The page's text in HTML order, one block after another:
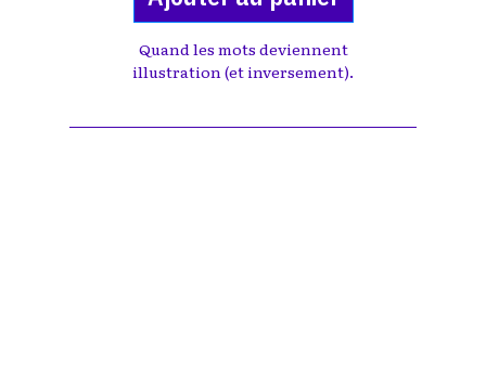
Quand les mots deviennent
illustration (et inversement).